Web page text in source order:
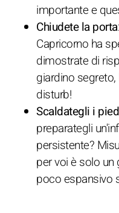
importante e
Chiudete la porta
Capricorno ha
dimostrate di
giardino
disturb!
Scaldategli i
preparategli
persistente?
per voi è solo
poco espansivo